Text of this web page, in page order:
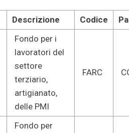
Descrizione Codice
Fondo per i
lavoratori del
settore
terziario,
artigianato,
delle PMI
FARC
Fondo per